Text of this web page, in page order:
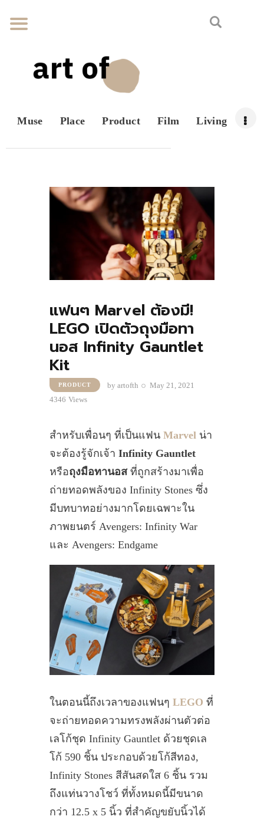
Muse Place Product Film Living
แฟนๆ Marvel ต้องมี!
LEGO เปิดตัวถุงมือทา
นอส Infinity Gauntlet
Kit
PRODUCT byartofth
May 21, 2021
4346 Views
สำหรับเพื่อนๆ ที่เป็นแฟน Marvel น่า
จะต้องรู้จักเจ้า Infinity Gauntlet
หรือถุงมือทานอสที่ถูกสร้างมาเพื่อ
ถ่ายทอดพลังของ Infinity Stones ซึ่ง
มีบทบาทอย่างมากโดยเฉพาะใน
ภาพยนตร์ Avengers: Infinity War
และ Avengers: Endgame
ในตอนนี้ถึงเวลาของแฟนๆ LEGO ที่
จะถ่ายทอดความทรงพลังผ่านตัวต่อ
เลโก้ชุด Infinity Gauntlet ด้วยชุดเล
โก้ 590 ชิ้น ประกอบด้วยโก้สีทอง,
Infinity Stones สีสันสดใส 6 ชิ้น รวม
ถึงแท่นวางโชว์ ที่ทั้งหมดนี้มีขนาด
กว่า 12.5 x 5 นิ้ว ที่สำคัญขยับนิ้วได้